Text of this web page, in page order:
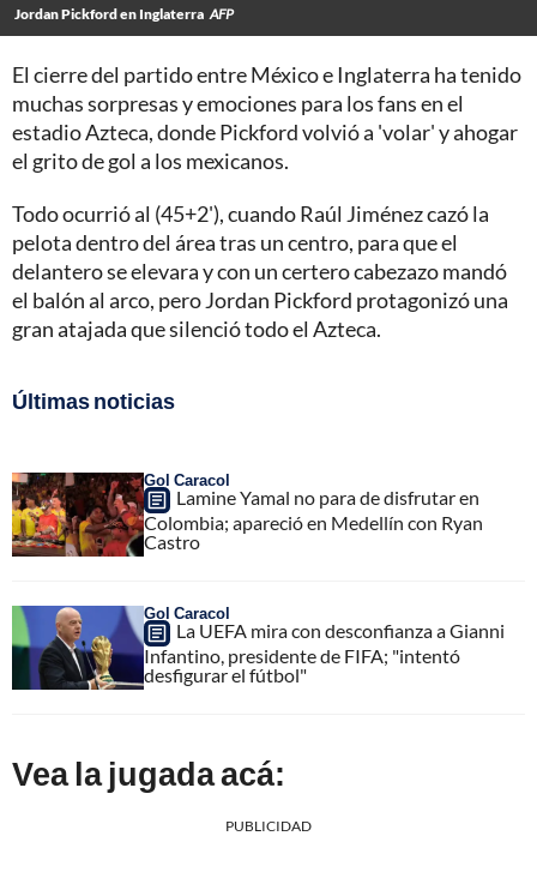
Jordan Pickford en Inglaterra AFP
El cierre del partido entre México e Inglaterra ha tenido
muchas sorpresas y emociones para los fans en el
estadio Azteca, donde Pickford volvió a 'volar' y ahogar
el grito de gol a los mexicanos.
Todo ocurrió al (45+2'), cuando Raúl Jiménez cazó la
pelota dentro del área tras un centro, para que el
delantero se elevara y con un certero cabezazo mandó
el balón al arco, pero Jordan Pickford protagonizó una
gran atajada que silenció todo el Azteca.
Últimas noticias
Gol Caracol
Lamine Yamal no para de disfrutar en
Colombia; apareció en Medellín con Ryan
Castro
Gol Caracol
La UEFA mira con desconfianza a Gianni
Infantino, presidente de FIFA; "intentó
desfigurar el fútbol"
Vea la jugada acá:
PUBLICIDAD